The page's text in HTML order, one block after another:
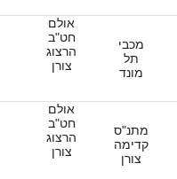
מכבי
תל
מונד
אולם
חט"ב
הרצוג
צורן
מתנ"ס
קדימה
צורן
אולם
חט"ב
הרצוג
צורן